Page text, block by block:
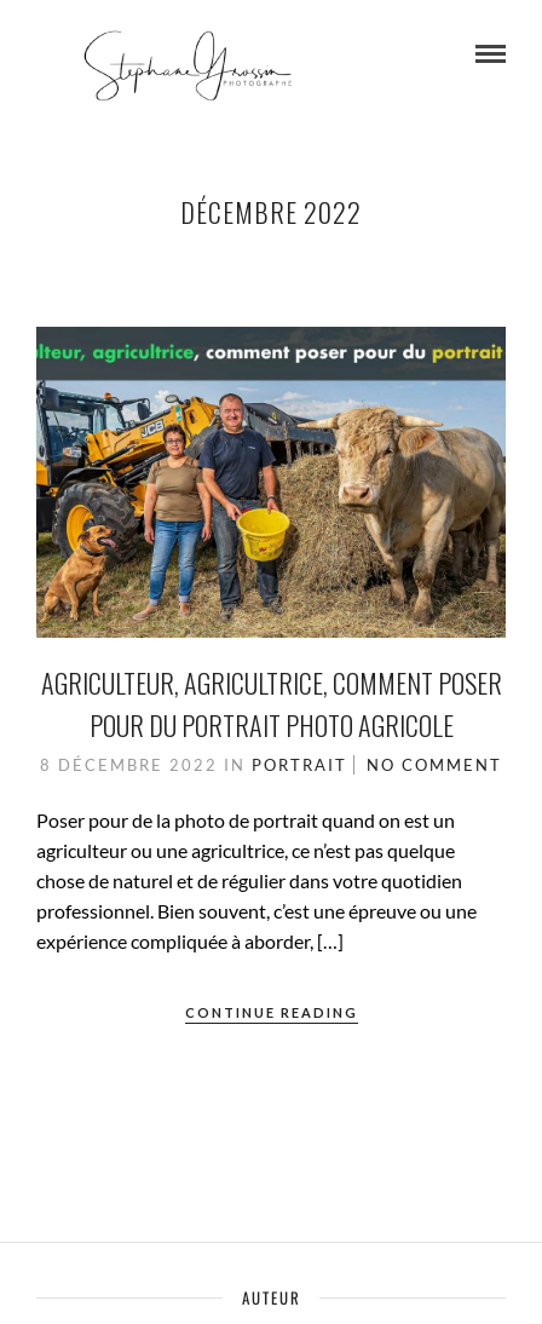
DÉCEMBRE 2022
AGRICULTEUR, AGRICULTRICE, COMMENT POSER
POUR DU PORTRAIT PHOTO AGRICOLE
8 DÉCEMBRE 2022 IN PORTRAIT NO COMMENT
Poser pour de la photo de portrait quand on est un
agriculteur ou une agricultrice, ce n’est pas quelque
chose de naturel et de régulier dans votre quotidien
professionnel. Bien souvent, c’est une épreuve ou une
expérience compliquée à aborder, […]
CONTINUE READING
AUTEUR